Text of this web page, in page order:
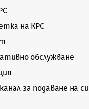
на КРС
обслужване
за подаване на